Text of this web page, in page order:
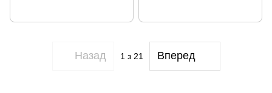
Назад 1 з 21 Вперед